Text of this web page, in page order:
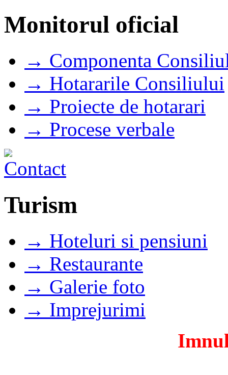
Monitorul oficial
→ Componenta
→ Hotararile Consiliului
→ Proiecte de hotarari
→ Procese verbale
Turism
→ Hoteluri si pensiuni
→ Restaurante
→ Galerie foto
→ Imprejurimi